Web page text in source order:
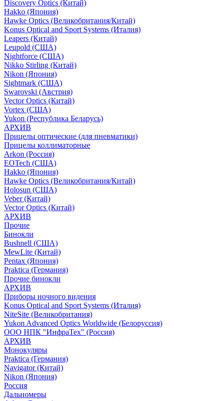
Discovery Optics (Китай)
Hakko (Япония)
Hawke Optics (Великобритания/Китай)
Konus Optical and Sport Systems (Италия)
Leapers (Китай)
Leupold (США)
Nightforce (США)
Nikko Stirling (Китай)
Nikon (Япония)
Sightmark (США)
Swarovski (Австрия)
Vector Optics (Китай)
Vortex (США)
Yukon (Республика Беларусь)
АРХИВ
Прицелы оптические (для пневматики)
Прицелы коллиматорные
Arkon (Россия)
EOTech (США)
Hakko (Япония)
Hawke Optics (Великобритания/Китай)
Holosun (США)
Veber (Китай)
Vector Optics (Китай)
АРХИВ
Прочие
Бинокли
Bushnell (США)
MewLite (Китай)
Pentax (Япония)
Praktica (Германия)
Прочие бинокли
АРХИВ
Приборы ночного видения
Konus Optical and Sport Systems (Италия)
NiteSite (Великобритания)
Yukon Advanced Optics Worldwide (Белоруссия)
ООО НПК "ИнфраТех" (Россия)
АРХИВ
Монокуляры
Praktica (Германия)
Navigator (Китай)
Nikon (Япония)
Россия
Дальномеры